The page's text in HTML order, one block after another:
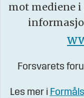
mot mediene i
Forsvarets
Les mer i